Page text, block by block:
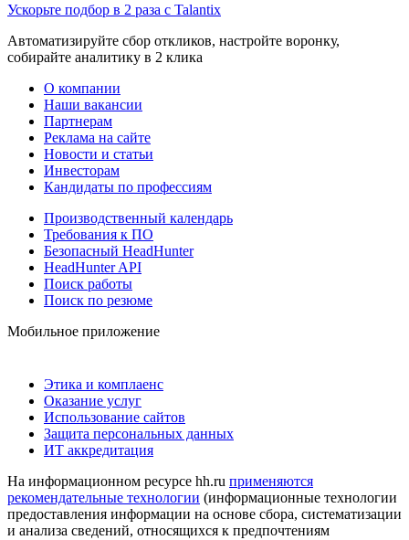
Ускорьте подбор в 2 раза с Talantix
Автоматизируйте сбор откликов, настройте воронку,
собирайте аналитику в 2 клика
О компании
Наши вакансии
Партнерам
Реклама на сайте
Новости и статьи
Инвесторам
Кандидаты по профессиям
Производственный календарь
Требования к ПО
Безопасный HeadHunter
HeadHunter API
Поиск работы
Поиск по резюме
Мобильное приложение
Этика и комплаенс
Оказание услуг
Использование сайтов
Защита персональных данных
ИТ аккредитация
На информационном ресурсе hh.ru применяются
рекомендательные технологии (информационные технологии
предоставления информации на основе сбора, систематизации
и анализа сведений, относящихся к предпочтениям